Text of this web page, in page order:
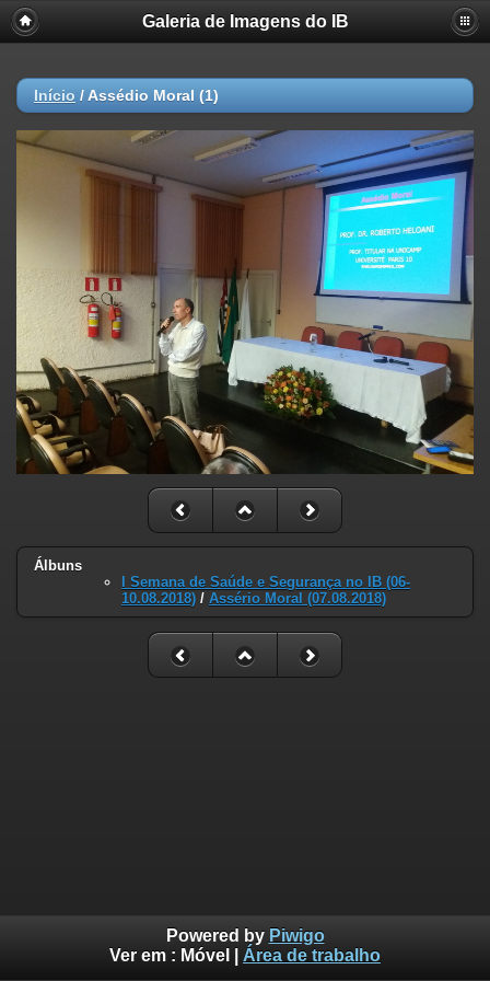
Galeria de Imagens do IB
Início / Assédio Moral (1)
Álbuns
I Semana de Saúde e Segurança no IB (06-
10.08.2018) / Assério Moral (07.08.2018)
Powered by Piwigo
Ver em : Móvel Área de trabalho